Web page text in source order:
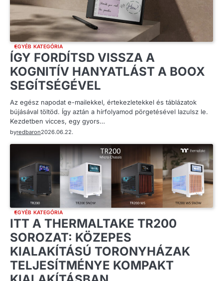
EGYÉB KATEGÓRIA
ÍGY FORDÍTSD VISSZA A
KOGNITÍV HANYATLÁST A BOOX
SEGÍTSÉGÉVEL
Az egész napodat e-mailekkel, értekezletekkel és táblázatok
bújásával töltöd. Így aztán a hírfolyamod pörgetésével lazulsz le.
Kezdetben vicces, egy gyors…
byredbaron2026.06.22.
EGYÉB KATEGÓRIA
ITT A THERMALTAKE TR200
SOROZAT: KÖZEPES
KIALAKÍTÁSÚ TORONYHÁZAK
TELJESÍTMÉNYE KOMPAKT